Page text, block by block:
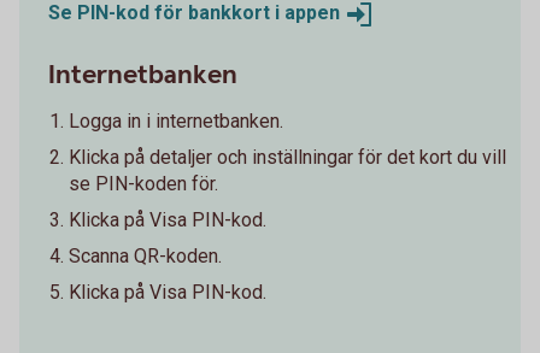
Se PIN-kod för bankkort i appen
Internetbanken
Logga in i internetbanken.
Klicka på detaljer och inställningar för det kort du vill
se PIN-koden för.
Klicka på Visa PIN-kod.
Scanna QR-koden.
Klicka på Visa PIN-kod.